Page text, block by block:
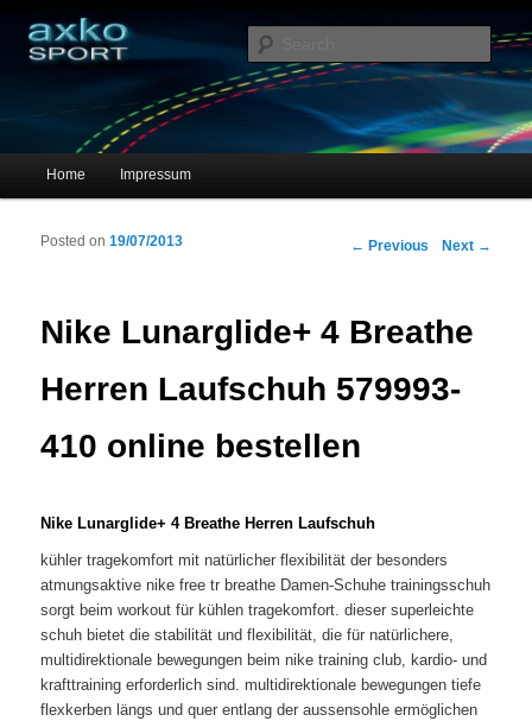
axko-sport – Sportschuhe online
Main menu
Skip to primary content
Skip to secondary content
Home Impressum
Post navigation
← Previous Next →
Nike Lunarglide+ 4 Breathe
Herren Laufschuh 579993-
410 online bestellen
Posted on19/07/2013
Nike Lunarglide+ 4 Breathe Herren Laufschuh
kühler tragekomfort mit natürlicher flexibilität der besonders
atmungsaktive nike free tr breathe Damen-Schuhe trainingsschuh
sorgt beim workout für kühlen tragekomfort. dieser superleichte
schuh bietet die stabilität und flexibilität, die für natürlichere,
multidirektionale bewegungen beim nike training club, kardio- und
krafttraining erforderlich sind. multidirektionale bewegungen tiefe
flexkerben längs und quer entlang der aussensohle ermöglichen